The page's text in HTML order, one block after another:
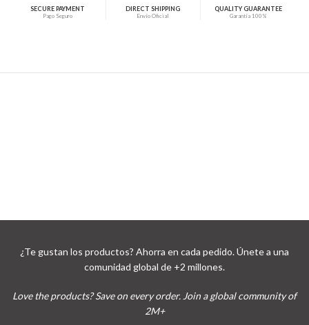
SECURE PAYMENT
Pago Seguro
DIRECT SHIPPING
Envío Oficial
QUALITY GUARANTEE
Garantía 100%
¿Te gustan los productos? Ahorra en cada pedido. Únete a una
comunidad global de +2 millones.
Love the products? Save on every order. Join a global community of
2M+